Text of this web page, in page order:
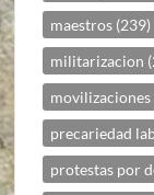
maestros (239)
militarizacion
precariedad
protestas por